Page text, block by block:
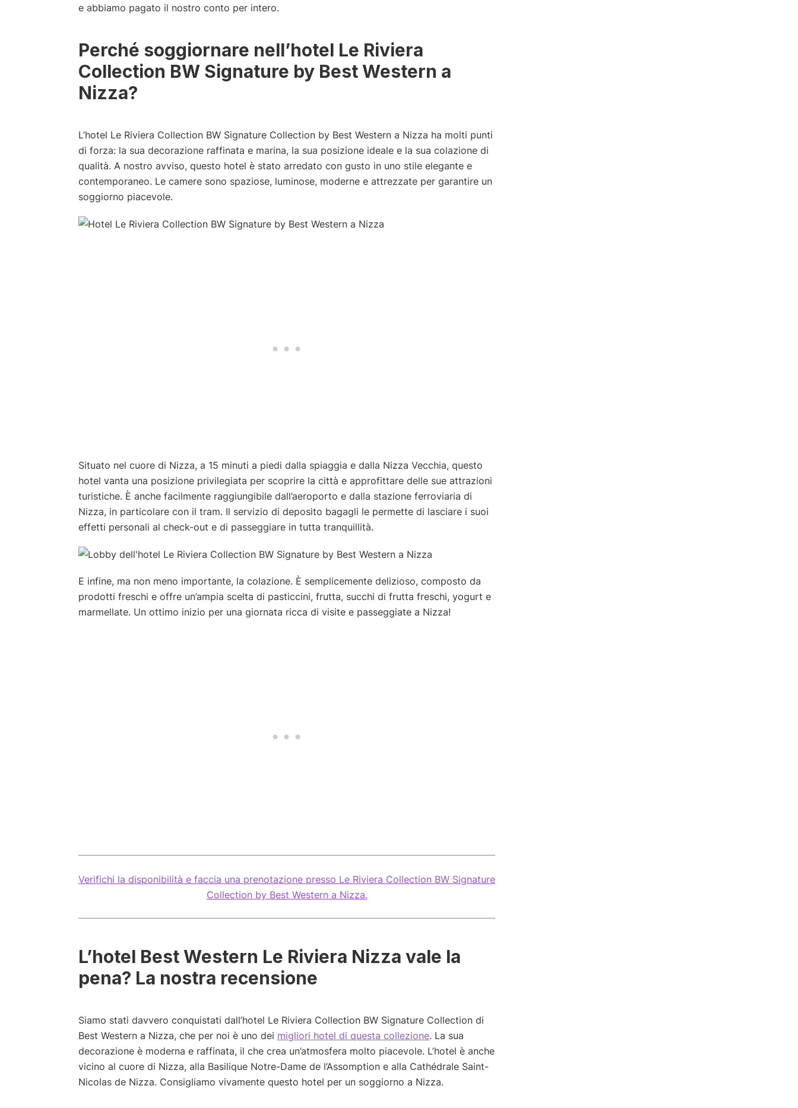
e abbiamo pagato il nostro conto per intero.
Perché soggiornare nell’hotel Le Riviera
Collection BW Signature by Best Western a
Nizza?
L’hotel Le Riviera Collection BW Signature Collection by Best Western a Nizza ha molti punti
di forza: la sua decorazione raffinata e marina, la sua posizione ideale e la sua colazione di
qualità. A nostro avviso, questo hotel è stato arredato con gusto in uno stile elegante e
contemporaneo. Le camere sono spaziose, luminose, moderne e attrezzate per garantire un
soggiorno piacevole.
Situato nel cuore di Nizza, a 15 minuti a piedi dalla spiaggia e dalla Nizza Vecchia, questo
hotel vanta una posizione privilegiata per scoprire la città e approfittare delle sue attrazioni
turistiche. È anche facilmente raggiungibile dall’aeroporto e dalla stazione ferroviaria di
Nizza, in particolare con il tram. Il servizio di deposito bagagli le permette di lasciare i suoi
effetti personali al check-out e di passeggiare in tutta tranquillità.
E infine, ma non meno importante, la colazione. È semplicemente delizioso, composto da
prodotti freschi e offre un’ampia scelta di pasticcini, frutta, succhi di frutta freschi, yogurt e
marmellate. Un ottimo inizio per una giornata ricca di visite e passeggiate a Nizza!
Verifichi la disponibilità e faccia una prenotazione presso Le Riviera Collection BW Signature
Collection by Best Western a Nizza.
L’hotel Best Western Le Riviera Nizza vale la
pena? La nostra recensione
Siamo stati davvero conquistati dall’hotel Le Riviera Collection BW Signature Collection di
Best Western a Nizza, che per noi è uno dei migliori hotel di questa collezione. La sua
decorazione è moderna e raffinata, il che crea un’atmosfera molto piacevole. L’hotel è anche
vicino al cuore di Nizza, alla Basilique Notre-Dame de l’Assomption e alla Cathédrale Saint-
Nicolas de Nizza. Consigliamo vivamente questo hotel per un soggiorno a Nizza.